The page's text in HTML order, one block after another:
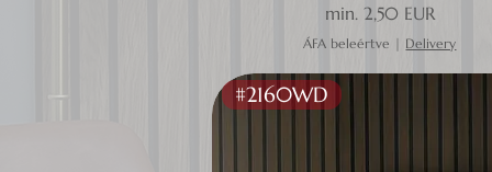
min. 2,50 EUR
Akciós ár
ÁFA beleértve | Delivery
#2160WD